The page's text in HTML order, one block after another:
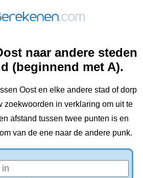
naar andere steden
(beginnend met A).
Oost en elke andere stad of dorp
zoekwoorden in verklaring om uit te
afstand tussen twee punten is en
van de ene naar de andere punk.